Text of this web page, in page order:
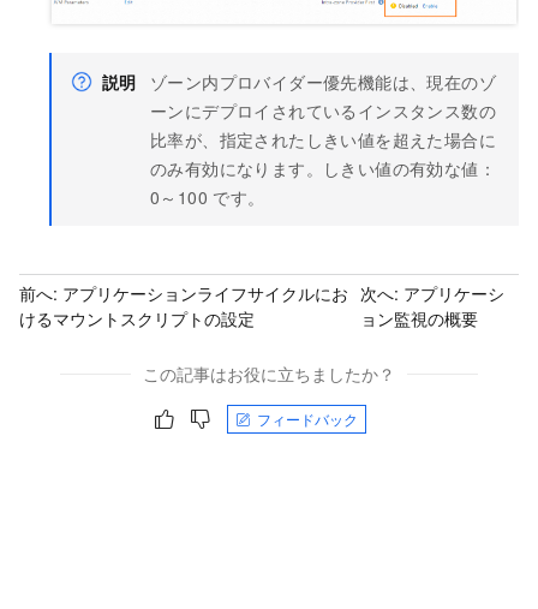
説明
ゾーン内プロバイダー優先機能は、現在のゾ
ーンにデプロイされているインスタンス数の
比率が、指定されたしきい値を超えた場合に
のみ有効になります。しきい値の有効な値：
0～100 です。
前へ: アプリケーションライフサイクルにお
けるマウントスクリプトの設定
次へ: アプリケーシ
ョン監視の概要
この記事はお役に立ちましたか？
フィードバック